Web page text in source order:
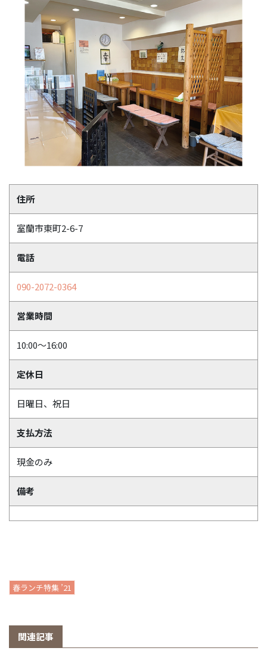
住所
室蘭市東町2-6-7
電話
090-2072-0364
営業時間
10:00～16:00
定休日
日曜日、祝日
支払方法
現金のみ
備考
春ランチ特集 ’21
関連記事